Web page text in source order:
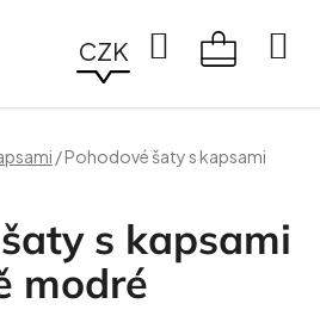
CZK
Hledat
/Pohodové šaty s kapsami
s kapsami
modré